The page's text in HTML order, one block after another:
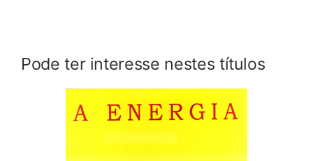
Pode ter interesse nestes títulos